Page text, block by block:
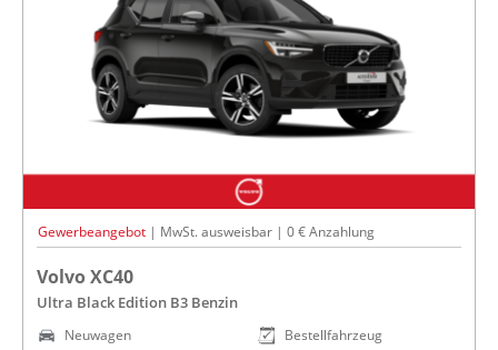
Gewerbeangebot | MwSt. ausweisbar | 0 € Anzahlung
Volvo XC40
Ultra Black Edition B3 Benzin
Neuwagen
Bestellfahrzeug